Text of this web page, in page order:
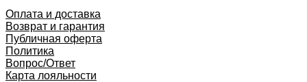
Оплата и доставка
Возврат и гарантия
Публичная оферта
Политика
Вопрос/Ответ
Карта лояльности